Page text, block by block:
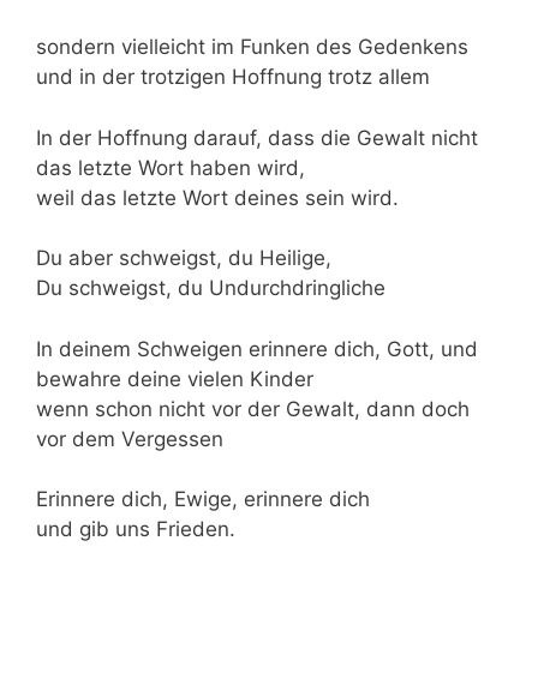
sondern vielleicht im Funken des Gedenkens
und in der trotzigen Hoffnung trotz allem
In der Hoffnung darauf, dass die Gewalt nicht
das letzte Wort haben wird,
weil das letzte Wort deines sein wird.
Du aber schweigst, du Heilige,
Du schweigst, du Undurchdringliche
In deinem Schweigen erinnere dich, Gott, und
bewahre deine vielen Kinder
wenn schon nicht vor der Gewalt, dann doch
vor dem Vergessen
Erinnere dich, Ewige, erinnere dich
und gib uns Frieden.